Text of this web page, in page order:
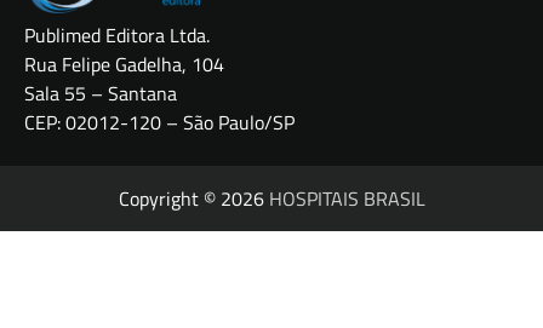
Publimed Editora Ltda.
Rua Felipe Gadelha, 104
Sala 55 – Santana
CEP: 02012-120 – São Paulo/SP
Copyright © 2026 HOSPITAIS BRASIL